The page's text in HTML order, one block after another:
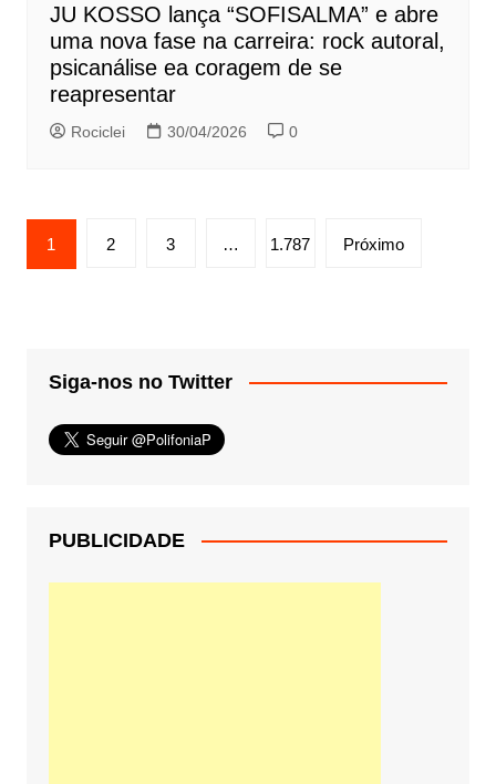
JU KOSSO lança “SOFISALMA” e abre
uma nova fase na carreira: rock autoral,
psicanálise ea coragem de se
reapresentar
Rociclei 30/04/2026 0
Paginação
de
1 2 3 … 1.787 Próximo
Siga-nos no Twitter
PUBLICIDADE